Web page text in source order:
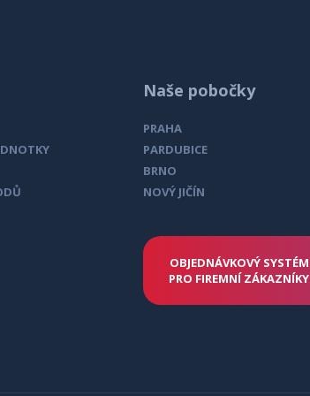
30°, 125mm
30°, 150mm
30°, 160mm
30°, 180mm
30°, 200mm
Naše pobočky
PRAHA
PARDUBICE
BRNO
NOVÝ JIČÍN
OBJEDNÁVKOVÝ SYSTÉM
PRO FIREMNÍ ZÁKAZNÍKY